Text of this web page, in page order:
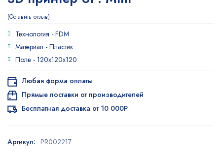
Оставить отзыв
Технология - FDM
Материал - Пластик
Поле - 120x120x120
Любая форма оплаты
Прямые поставки от производителей
Бесплатная доставка от 10 000Р
Артикул: PR002217